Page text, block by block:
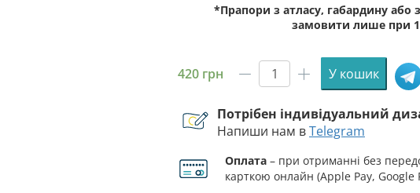
*Прапори з атласу, габардину
замовити лише при
420 грн
Прапор
України
Україна.
кількість
У кошик
Потрібен індивідуальний
Напиши нам вTelegram
Оплата – при отриманні без
карткою онлайн (Apple Pay,